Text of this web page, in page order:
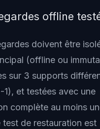
offline
doivent être
(offline ou
sur 3 supports
1), et testées avec une
complète au moins
test de restauration est